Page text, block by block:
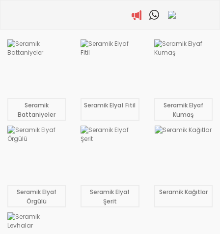
Seramik
Battaniyeler
Seramik Elyaf Fitil
Seramik Elyaf
Kumaş
Seramik Elyaf
Örgülü
Seramik Elyaf
Şerit
Seramik Kağıtlar